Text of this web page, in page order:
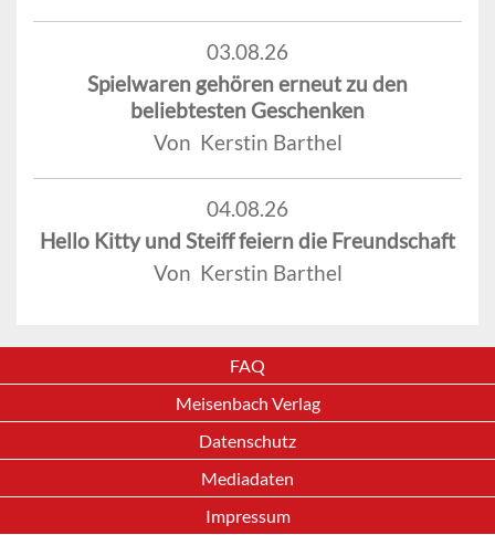
03.08.26
Spielwaren gehören erneut zu den
beliebtesten Geschenken
Von Kerstin Barthel
04.08.26
Hello Kitty und Steiff feiern die Freundschaft
Von Kerstin Barthel
FAQ
Meisenbach Verlag
Datenschutz
Mediadaten
Impressum